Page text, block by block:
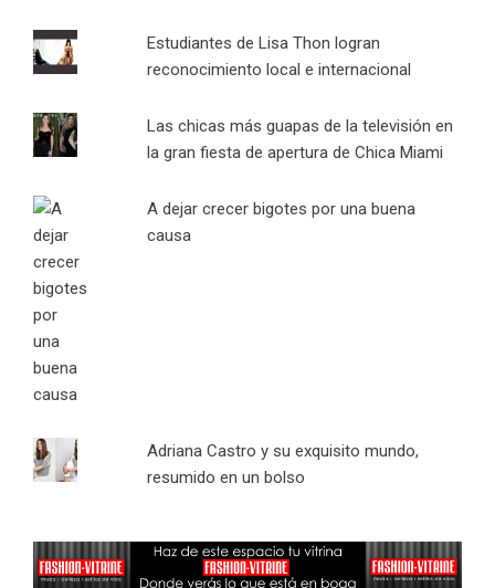
Estudiantes de Lisa Thon logran
reconocimiento local e internacional
Las chicas más guapas de la televisión en
la gran fiesta de apertura de Chica Miami
A dejar crecer bigotes por una buena
causa
Adriana Castro y su exquisito mundo,
resumido en un bolso